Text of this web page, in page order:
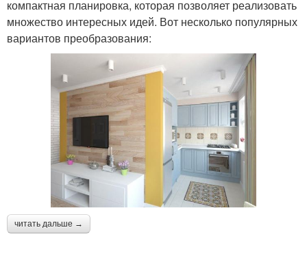
компактная планировка, которая позволяет реализовать
множество интересных идей. Вот несколько популярных
вариантов преобразования:
читать дальше →